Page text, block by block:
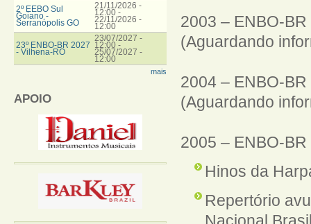
2º EEBO Sul
Goiano -
Serranópolis GO
21/11/2026 -
12:00 -
22/11/2026 -
12:00
23º ENBO-BR 2027
- Vilhena-RO
23/07/2027 -
12:00 -
25/07/2027 -
12:00
mais
APOIO
2003 – ENBO-BR
(Aguardando
2004 – ENBO-BR
(Aguardando
2005 – ENBO-BR
Hinos da
Repertório